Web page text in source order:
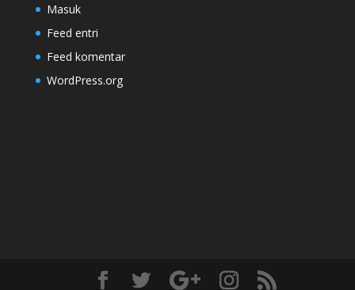
Masuk
Feed entri
Feed komentar
WordPress.org